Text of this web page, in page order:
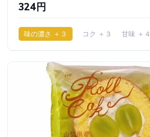
324円
味の濃さ ＋３ コク ＋３ 甘味 ＋４